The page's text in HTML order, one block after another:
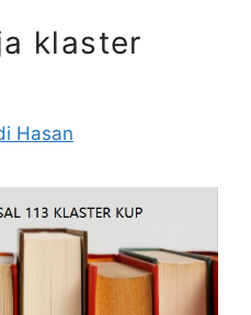
klaster
Hasan